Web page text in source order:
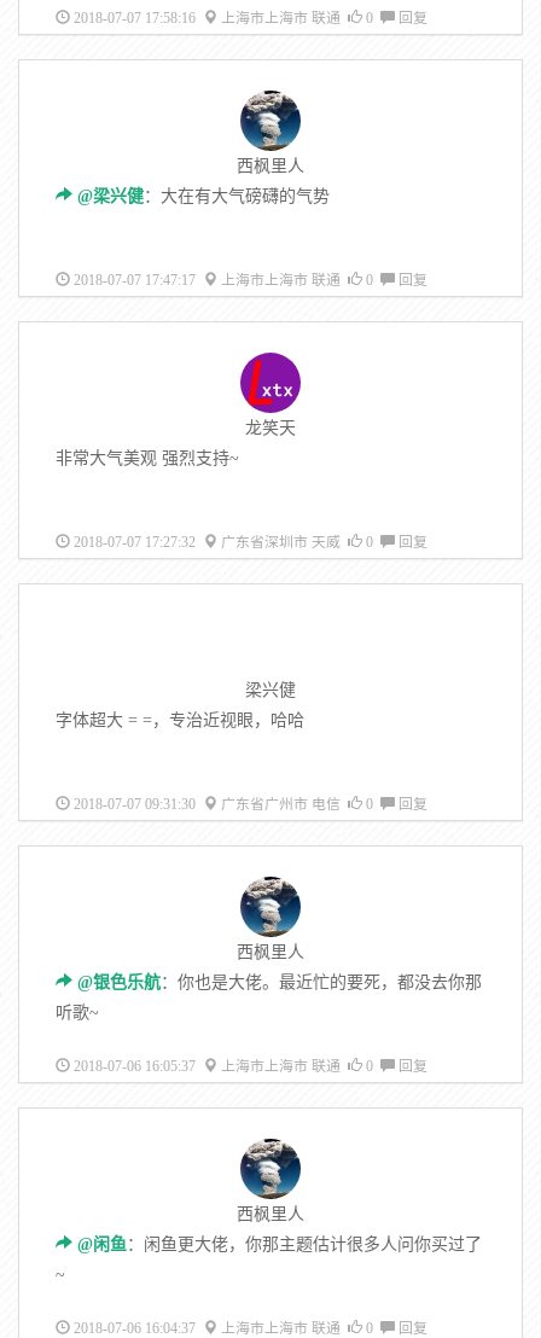
2018-07-07 17:58:16 上海市上海市 联通 0 回复
西枫里人
@梁兴健：大在有大气磅礴的气势
2018-07-07 17:47:17 上海市上海市 联通 0 回复
龙笑天
非常大气美观 强烈支持~
2018-07-07 17:27:32 广东省深圳市 天威 0 回复
梁兴健
字体超大 = =，专治近视眼，哈哈
2018-07-07 09:31:30 广东省广州市 电信 0 回复
西枫里人
@银色乐航：你也是大佬。最近忙的要死，都没去你那
听歌~
2018-07-06 16:05:37 上海市上海市 联通 0 回复
西枫里人
@闲鱼 ：闲鱼更大佬，你那主题估计很多人问你买过了
~
2018-07-06 16:04:37 上海市上海市 联通 0 回复